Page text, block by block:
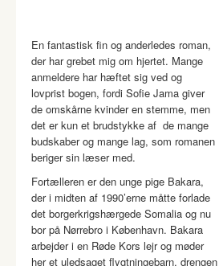
En fantastisk fin og anderledes roman,
der har grebet mig om hjertet. Mange
anmeldere har hæftet sig ved og
lovprist bogen, fordi Sofie Jama giver
de omskårne kvinder en stemme, men
det er kun et brudstykke af de mange
budskaber og mange lag, som romanen
beriger sin læser med.
Fortælleren er den unge pige Bakara,
der i midten af 1990’erne måtte forlade
det borgerkrigshærgede Somalia og nu
bor på Nørrebro i København. Bakara
arbejder i en Røde Kors lejr og møder
her et uledsaget flygtningebarn, drengen